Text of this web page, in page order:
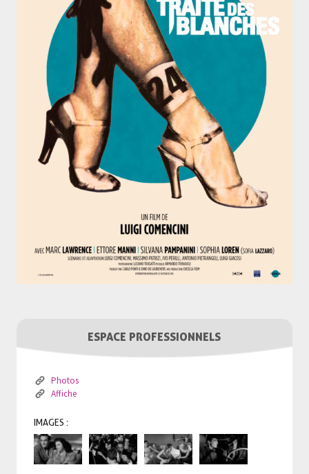
ESPACE PROFESSIONNELS
Photos
Affiche
IMAGES :